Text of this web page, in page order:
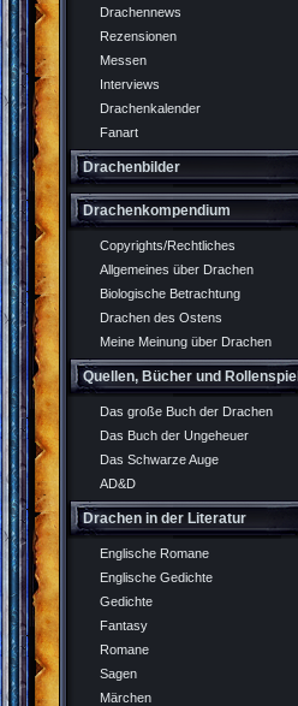
Drachennews
Rezensionen
Messen
Interviews
Drachenkalender
Fanart
Drachenbilder
Drachenkompendium
Copyrights/Rechtliches
Allgemeines über Drachen
Biologische Betrachtung
Drachen des Ostens
Meine Meinung über Drachen
Quellen, Bücher und Rollenspiel
Das große Buch der Drachen
Das Buch der Ungeheuer
Das Schwarze Auge
AD&D
Drachen in der Literatur
Englische Romane
Englische Gedichte
Gedichte
Fantasy
Romane
Sagen
Märchen